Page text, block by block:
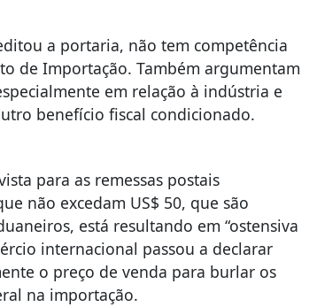
a portaria, não tem competência
de Importação. Também argumentam
em relação à indústria e
benefício fiscal condicionado.
para as remessas postais
não excedam US$ 50, que são
está resultando em “ostensiva
internacional passou a declarar
o preço de venda para burlar os
na importação.